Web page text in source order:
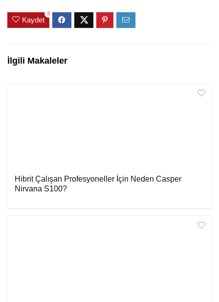
Kaydet
0
İlgili Makaleler
Hibrit Çalışan Profesyoneller İçin Neden Casper
Nirvana S100?